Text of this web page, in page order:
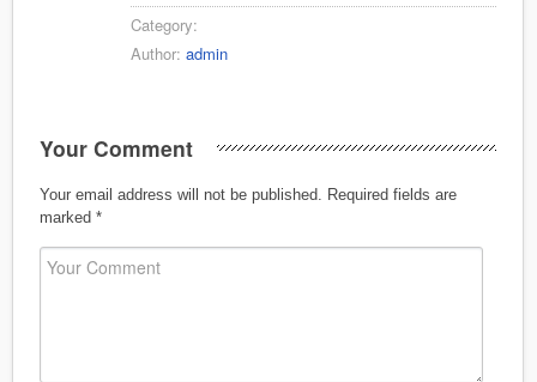
Category:
Author: admin
Your Comment
Your email address will not be published.
Required fields are
marked *